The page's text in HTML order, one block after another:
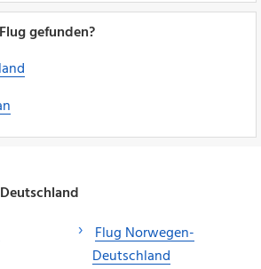
gefunden?
Flug Norwegen-
Deutschland